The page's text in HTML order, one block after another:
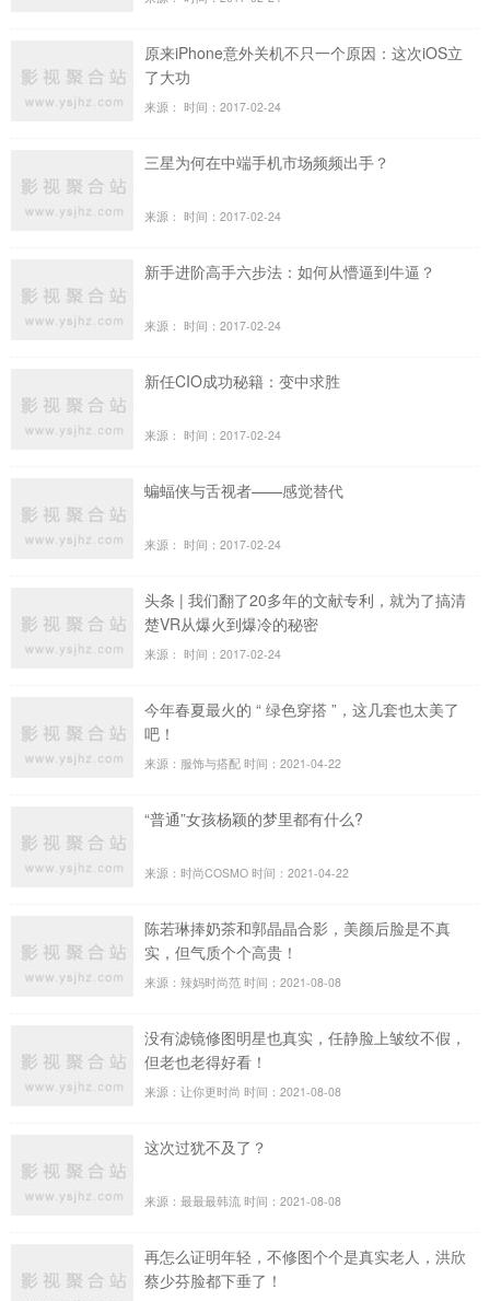
原来iPhone意外关机不只一个原因：这次iOS立
了大功
来源： 时间：2017-02-24
三星为何在中端手机市场频频出手？
来源： 时间：2017-02-24
新手进阶高手六步法：如何从懵逼到牛逼？
来源： 时间：2017-02-24
新任CIO成功秘籍：变中求胜
来源： 时间：2017-02-24
蝙蝠侠与舌视者——感觉替代
来源： 时间：2017-02-24
头条 | 我们翻了20多年的文献专利，就为了搞清
楚VR从爆火到爆冷的秘密
来源： 时间：2017-02-24
今年春夏最火的 “ 绿色穿搭 ”，这几套也太美了
吧！
来源：服饰与搭配 时间：2021-04-22
“普通”女孩杨颖的梦里都有什么?
来源：时尚COSMO 时间：2021-04-22
陈若琳捧奶茶和郭晶晶合影，美颜后脸是不真
实，但气质个个高贵！
来源：辣妈时尚范 时间：2021-08-08
没有滤镜修图明星也真实，任静脸上皱纹不假，
但老也老得好看！
来源：让你更时尚 时间：2021-08-08
这次过犹不及了？
来源：最最最韩流 时间：2021-08-08
再怎么证明年轻，不修图个个是真实老人，洪欣
蔡少芬脸都下垂了！